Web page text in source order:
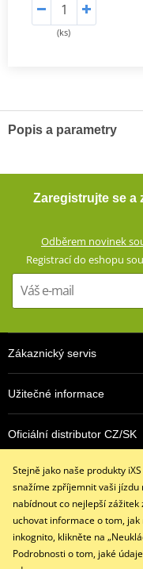
(ks)
Popis a parametry
Pohodlné motocyklové
poskytují dostatečnou
impaktních místech.
elastanu skvěle padnou
Džíny s rovným střihem
Vnější materiál: 98%
Podšívka: 100% polyester
40% polyester
Podšívka ze síťoviny od
Výškově nastavitelné
Džíny jsou z výroby
Huntsman® , která
PDF iXS SIZE
PDF iXS SIZE
PDF
Zaregistrujte se a
Odběrem novinek
Registrací do eshopu
Zákaznický servis
Užitečné informace
Oficiální distributor CZ/SK
Stejně jako naše produkty
snažíme zpříjemnit vaši jízdu
nabídnout co nejlepší
uchovat informace o tom,
inkognito, klikněte na
Podrobnosti o tom, jaké